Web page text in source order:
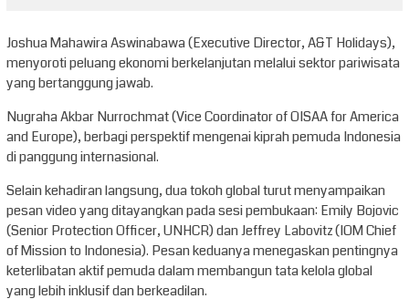
Joshua Mahawira Aswinabawa (Executive Director, A&T Holidays),
menyoroti peluang ekonomi berkelanjutan melalui sektor pariwisata
yang bertanggung jawab.
Nugraha Akbar Nurrochmat (Vice Coordinator of OISAA for America
and Europe), berbagi perspektif mengenai kiprah pemuda Indonesia
di panggung internasional.
Selain kehadiran langsung, dua tokoh global turut menyampaikan
pesan video yang ditayangkan pada sesi pembukaan: Emily Bojovic
(Senior Protection Officer, UNHCR) dan Jeffrey Labovitz (IOM Chief
of Mission to Indonesia). Pesan keduanya menegaskan pentingnya
keterlibatan aktif pemuda dalam membangun tata kelola global
yang lebih inklusif dan berkeadilan.